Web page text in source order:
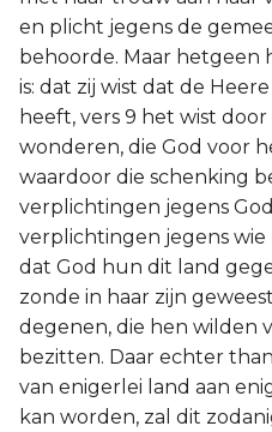
en plicht jegens de
behoorde. Maar hetgeen
is: dat zij wist dat de
heeft, vers 9 het wist
wonderen, die God voor
waardoor die schenking
verplichtingen jegens
verplichtingen jegens wie
dat God hun dit land
zonde in haar zijn
degenen, die hen wilden
bezitten. Daar echter
van enigerlei land aan
kan worden, zal dit